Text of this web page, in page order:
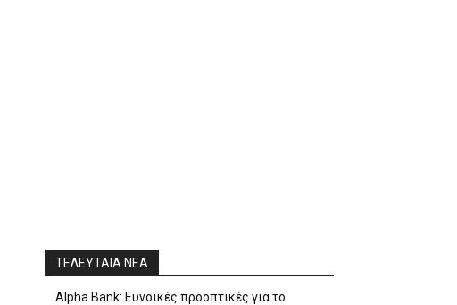
ΤΕΛΕΥΤΑΙΑ ΝΕΑ
Alpha Bank: Ευνοϊκές προοπτικές για το